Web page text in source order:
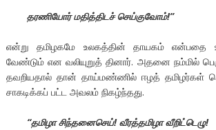
தரணியோர் மதித்திடச் செய்குவோம்!’’
என்று தமிழகமே உலகத்தின் தாயகம் என்பதை
வேண்டும் என வலியுறுத் தினார். அதனை நம்மில்
தவறியதால் தான் தாய்மண்ணில் ஈழத் தமிழர்கள்
சாகடிக்கப் பட்ட அவலம் நிகழ்ந்தது.
“தமிழா சிந்தனைசெய்! வீரத்தமிழா வீறிட்டெழு!